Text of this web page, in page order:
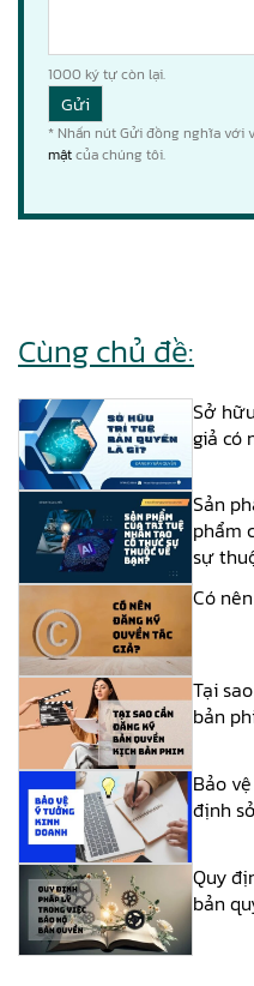
1000 ký tự còn lại.
* Nhấn nút Gửi đồng nghĩa với
mậtcủa chúng tôi.
Cùng chủ đề:
Sở
giả có
Sản
phẩm
sự
Có
Tại
bản
Bảo
định
Quy
bản